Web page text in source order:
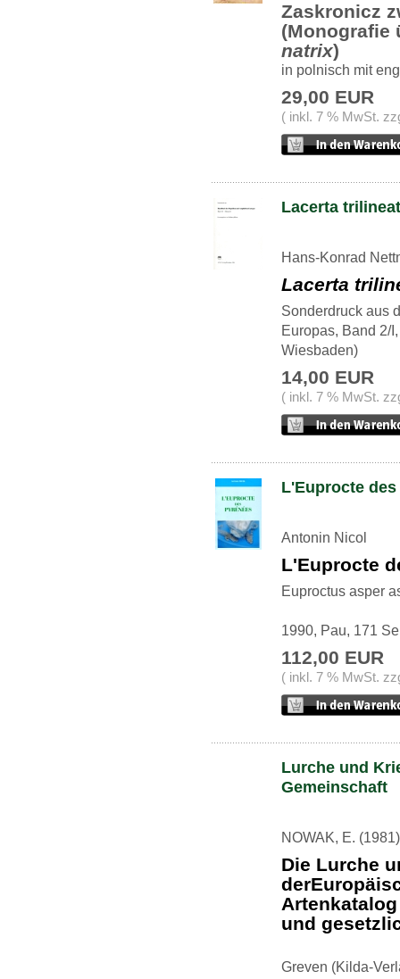
Zaskronicz
(Monografie
natrix)
in polnisch mit
29,00 EUR
( inkl. 7 % MwSt.
Lacerta
Hans-Konrad
Lacerta
Sonderdruck aus
Europas, Band 2/
Wiesbaden)
14,00 EUR
( inkl. 7 % MwSt.
L'Euprocte
Antonin Nicol
L'Euprocte
Euproctus asper
1990, Pau, 171
112,00 EUR
( inkl. 7 % MwSt.
Lurche und
Gemeinschaft
NOWAK, E. (1981)
Die Lurche
und
Greven (Kilda-